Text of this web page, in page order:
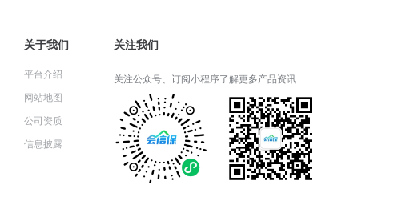
区别？
2024-05-28 05:21:14
财产一切险包括哪些基本保障？
关于我们
平台介绍
网站地图
公司资质
信息披露
关注我们
关注公众号、订阅小程序了解更多产品资讯